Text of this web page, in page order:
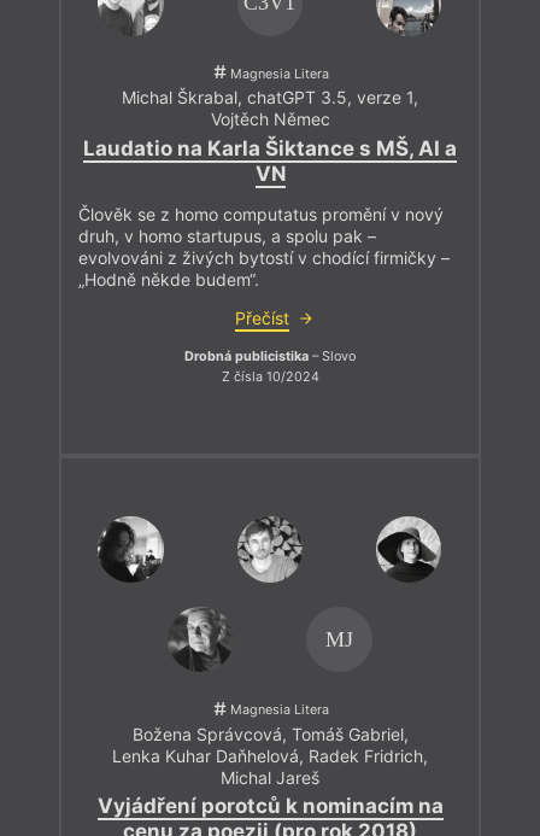
Magnesia Litera
Michal Škrabal, chatGPT 3.5, verze 1,
Vojtěch Němec
Laudatio na Karla Šiktance s MŠ, AI a
VN
Člověk se z homo computatus promění v nový
druh, v homo startupus, a spolu pak –
evolvováni z živých bytostí v chodící firmičky –
„Hodně někde budem“.
Přečíst
Drobná publicistika – Slovo
Z čísla 10/2024
MJ
Magnesia Litera
Božena Správcová, Tomáš Gabriel,
Lenka Kuhar Daňhelová, Radek Fridrich,
Michal Jareš
Vyjádření porotců k nominacím na